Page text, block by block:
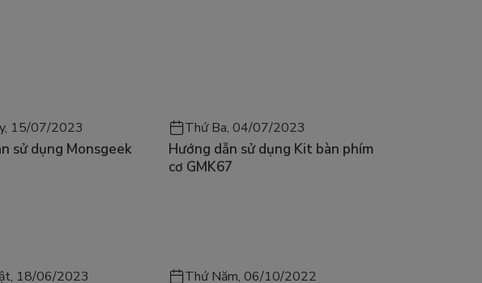
15/07/2023
sử dụng Monsgeek
Thứ Ba, 04/07/2023
Hướng dẫn sử dụng Kit bàn phím
cơ GMK67
18/06/2023 Thứ Năm, 06/10/2022